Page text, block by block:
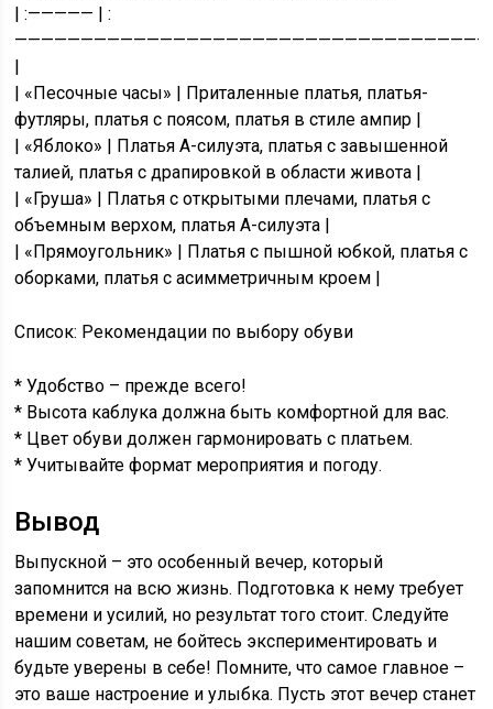
| :————— | :
|
| «Песочные часы» | Приталенные платья, платья-
футляры, платья с поясом, платья в стиле ампир |
| «Яблоко» | Платья А-силуэта, платья с завышенной
талией, платья с драпировкой в области живота |
| «Груша» | Платья с открытыми плечами, платья с
объемным верхом, платья А-силуэта |
| «Прямоугольник» | Платья с пышной юбкой, платья с
оборками, платья с асимметричным кроем |
Список: Рекомендации по выбору обуви
* Удобство – прежде всего!
* Высота каблука должна быть комфортной для вас.
* Цвет обуви должен гармонировать с платьем.
* Учитывайте формат мероприятия и погоду.
Вывод
Выпускной – это особенный вечер, который
запомнится на всю жизнь. Подготовка к нему требует
времени и усилий, но результат того стоит. Следуйте
нашим советам, не бойтесь экспериментировать и
будьте уверены в себе! Помните, что самое главное –
это ваше настроение и улыбка. Пусть этот вечер станет